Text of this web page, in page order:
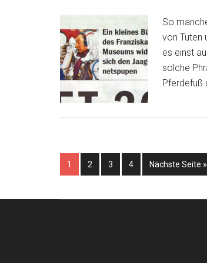
So
von Tuten
es einst
solche
Pferdefuß
1 2 3 4 Nächste Seite »